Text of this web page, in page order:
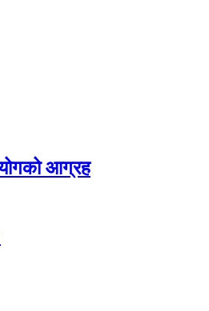
आग्रह